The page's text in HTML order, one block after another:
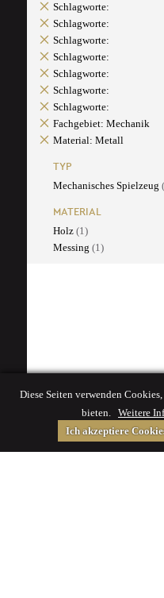
Schlagworte:
Schlagworte:
Schlagworte:
Schlagworte:
Schlagworte:
Schlagworte:
Schlagworte:
Fachgebiet: Mechanik
Material: Metall
TYP
Mechanisches Spielzeug
MATERIAL
Holz (1)
Messing (1)
Diese Seiten verwenden
bieten. Weitere
Ich akzeptiere